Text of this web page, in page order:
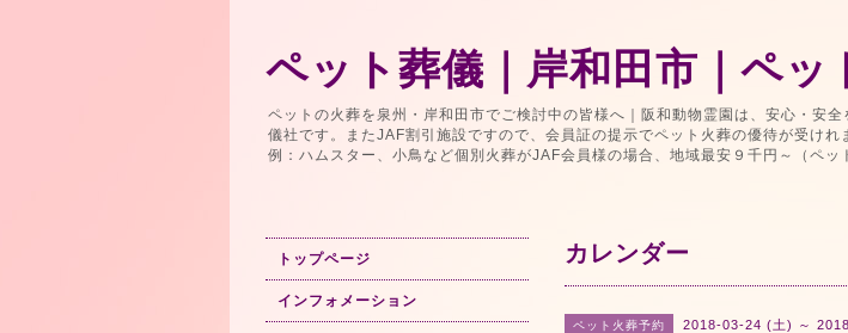
ペット葬儀｜岸和田市｜ペ
ペットの火葬を泉州・岸和田市でご検討中の皆様へ｜阪和動物霊園は、安心・安
儀社です。またJAF割引施設ですので、会員証の提示でペット火葬の優待が受けれ
例：ハムスター、小鳥など個別火葬がJAF会員様の場合、地域最安９千円～（ペッ
カレンダー
ペット火葬予約 2018-03-24 (土) ～
トップページ
インフォメーション